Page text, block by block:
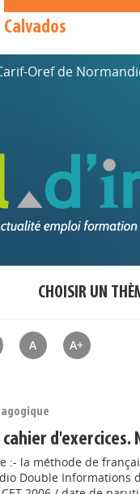
Calvados
Oref de
CHOISIR UN
A A+
cahier d'exercices.
:- la méthode de
Double Informations